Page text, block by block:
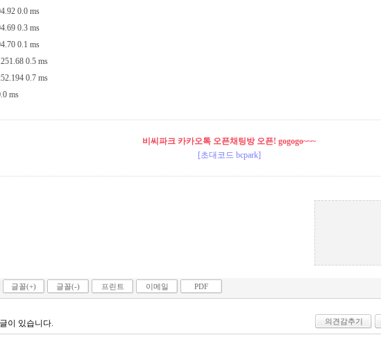
0.0 ms
0.3 ms
0.1 ms
0.5 ms
0.7 ms
ms
비씨파크 카카오톡 오픈채팅방 오픈! gogogo~~~
[초대코드 bcpark]
글꼴(+) 글꼴(-) 프린트 이메일 PDF
이 있습니다. 의견감추기